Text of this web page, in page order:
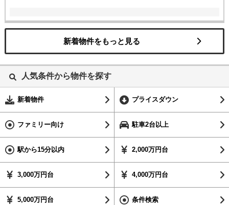
新着物件をもっと見る
人気条件から物件を探す
新着物件 プライスダウン
ファミリー向け 駐車2台以上
駅から15分以内 2,000万円台
3,000万円台 4,000万円台
5,000万円台 条件検索